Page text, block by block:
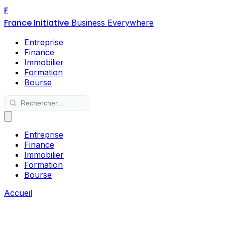
F
France Initiative Business Everywhere
Entreprise
Finance
Immobilier
Formation
Bourse
Entreprise
Finance
Immobilier
Formation
Bourse
Accueil